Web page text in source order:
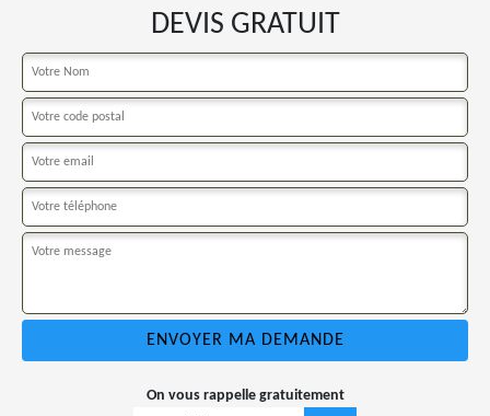
DEVIS GRATUIT
On vous rappelle gratuitement